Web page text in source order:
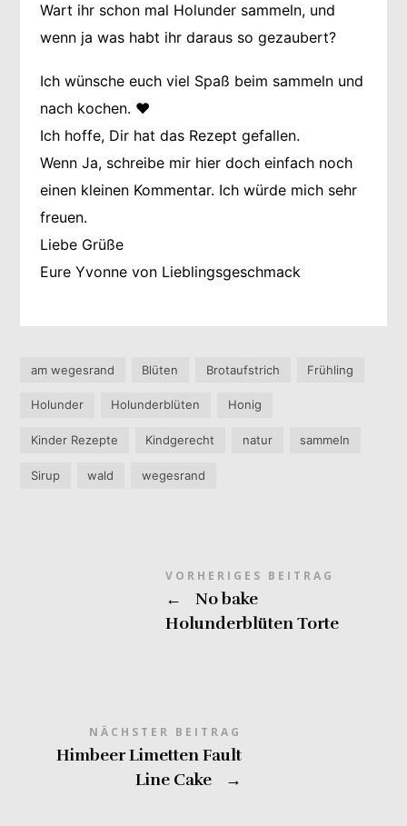
Wart ihr schon mal Holunder sammeln, und
wenn ja was habt ihr daraus so gezaubert?
Ich wünsche euch viel Spaß beim sammeln und
nach kochen. ❤️
Ich hoffe, Dir hat das Rezept gefallen.
Wenn Ja, schreibe mir hier doch einfach noch
einen kleinen Kommentar. Ich würde mich sehr
freuen.
Liebe Grüße
Eure Yvonne von Lieblingsgeschmack
am wegesrand Blüten Brotaufstrich Frühling
Holunder Holunderblüten Honig
Kinder Rezepte Kindgerecht natur sammeln
Sirup wald wegesrand
VORHERIGES BEITRAG
←
No bake
Holunderblüten Torte
NÄCHSTER BEITRAG
Himbeer Limetten Fault
Line Cake
→